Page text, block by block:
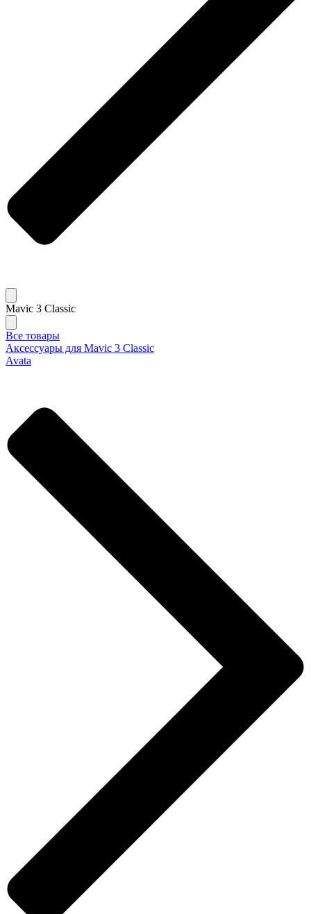
Mavic 3 Classic
Все товары
Аксессуары для Mavic 3 Classic
Avata